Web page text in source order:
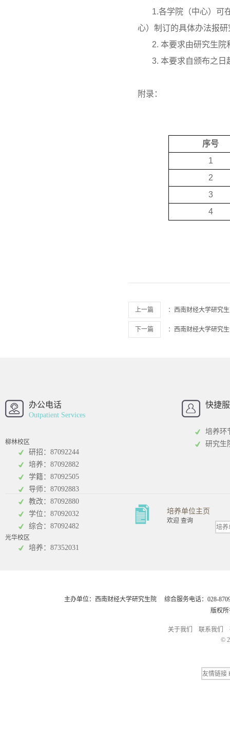
1.各学院（中心）可
心）制订的具体办法报
2. 本要求由研究生院
3. 本要求自颁布之日
附录：
序号
1
2
3
4
上一篇 ： 西南财经大学研究
下一篇 ： 西南财经大学研究
招办
工商管理学院
办公电话
Outpatient Services
柳林校区
研招：87092244
培养：87092882
学籍：87092505
导师：87092883
教改：87092880
学位：87092032
综合：87092482
光华校区
培养：87352031
快捷
培养环
研究生
培养单位主页
欢迎 查询
主办单位：西南财经大学研究生院 综合服务电话：028-
版权
关于我们 联系我们
©